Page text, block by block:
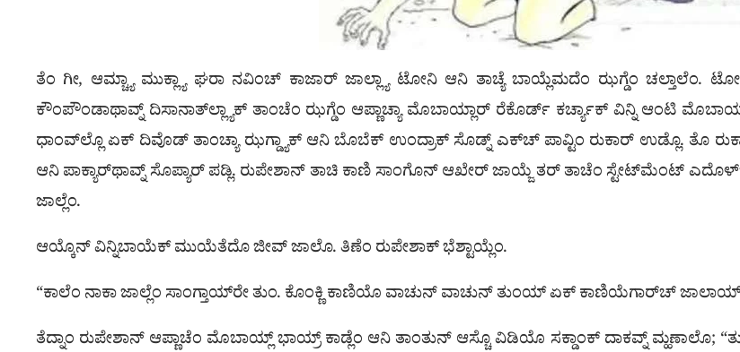
ತೆಂ ಗೀ, ಆಮ್ಚ್ಯಾ ಮುಕ್ಲ್ಯಾ ಘರಾ ನವಿಂಚ್ ಕಾಜಾರ್ ಜಾಲ್ಲ್ಯಾ ಟೋನಿ ಆನಿ ತಾಚ್ಯೆ ಬಾಯ್ಲೆಮದೆಂ ಝಗ್ಡೆಂ ಚಲ್ತಾಲೆಂ.
ಕೌಂಪೌಂಡಾಥಾವ್ನ್ ದಿಸಾನಾತ್‌ಲ್ಲ್ಯಾಕ್ ತಾಂಚೆಂ ಝಗ್ಡೆಂ ಆಪ್ಣಾಚ್ಯಾ ಮೊಬಾಯ್ಲಾರ್ ರೆಕೊರ್ಡ್ ಕರ್ಚ್ಯಾಕ್ ವಿನ್ನಿ ಆಂಟಿ ಮೊಬಾಯ್ಲ್
ಧಾಂವ್‌ಲ್ಲೊ ಏಕ್ ದಿವೊಡ್ ತಾಂಚ್ಯಾ ಝಗ್ಡ್ಯಾಕ್ ಆನಿ ಬೊಬೆಕ್ ಉಂದ್ರಾಕ್ ಸೊಡ್ನ್ ಎಕ್‌ಚ್ ಪಾವ್ಟಿಂ ರುಕಾರ್ ಉಡ್ಲೊ. ತೊ
ಆನಿ ಪಾಕ್ಯಾರ್‌ಥಾವ್ನ್ ಸೊಪ್ಯಾರ್ ಪಡ್ಲಿ. ರುಪೇಶಾನ್ ತಾಚಿ ಕಾಣಿ ಸಾಂಗೊನ್ ಆಖೇರ್ ಜಾಯ್ಜೆ ತರ್ ತಾಚೆಂ ಸ್ಟೇಟ್‌ಮೆಂಟ್
ಜಾಲ್ಲೆಂ.
ಆಯ್ಕೊನ್ ವಿನ್ನಿಬಾಯೆಕ್ ಮುಯೆತೆದೊ ಜೀವ್ ಜಾಲೊ. ತಿಣೆಂ ರುಪೇಶಾಕ್ ಭೆಶ್ಟಾಯ್ಲೆಂ.
“ಕಾಲೆಂ ನಾಕಾ ಜಾಲ್ಲೆಂ ಸಾಂಗ್ತಾಯ್‌ರೇ ತುಂ. ಕೊಂಕ್ಣಿ ಕಾಣಿಯೊ ವಾಚುನ್ ವಾಚುನ್ ತುಂಯ್ ಏಕ್ ಕಾಣಿಯೆಗಾರ್‌ಚ್
ತೆದ್ನಾಂ ರುಪೇಶಾನ್ ಆಪ್ಣಾಚೆಂ ಮೊಬಾಯ್ಲ್ ಭಾಯ್ರ್ ಕಾಡ್ಲೆಂ ಆನಿ ತಾಂತುನ್ ಆಸ್ಚೊ ವಿಡಿಯೊ ಸಕ್ಡಾಂಕ್ ದಾಕವ್ನ್ ಮ್ಹಣಾಲೊ;